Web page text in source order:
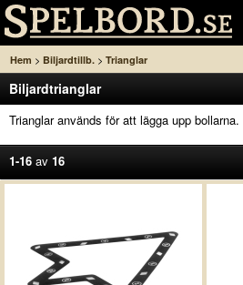
Hem > Biljardtillb. > Trianglar
Biljardtrianglar
Trianglar används för att lägga upp bollarna.
1-16 av 16